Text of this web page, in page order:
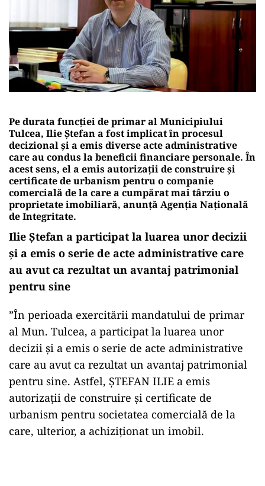
Pe durata funcției de primar al Municipiului
Tulcea, Ilie Ștefan a fost implicat în procesul
decizional și a emis diverse acte administrative
care au condus la beneficii financiare personale. În
acest sens, el a emis autorizații de construire și
certificate de urbanism pentru o companie
comercială de la care a cumpărat mai târziu o
proprietate imobiliară, anunță Agenția Națională
de Integritate.
Ilie Ștefan a participat la luarea unor decizii
și a emis o serie de acte administrative care
au avut ca rezultat un avantaj patrimonial
pentru sine
”În perioada exercitării mandatului de primar
al Mun. Tulcea, a participat la luarea unor
decizii și a emis o serie de acte administrative
care au avut ca rezultat un avantaj patrimonial
pentru sine. Astfel, ȘTEFAN ILIE a emis
autorizații de construire și certificate de
urbanism pentru societatea comercială de la
care, ulterior, a achiziționat un imobil.